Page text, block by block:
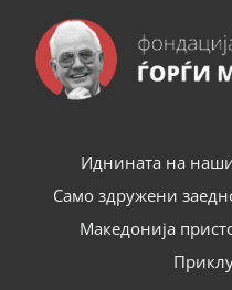
Иднината на
Само здружени
Македонија